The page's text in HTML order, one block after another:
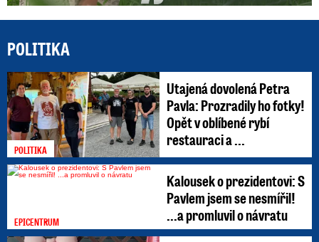
POLITIKA
POLITIKA
Utajená dovolená Petra
Pavla: Prozradily ho fotky!
Opět v oblíbené rybí
restauraci a ...
EPICENTRUM
Kalousek o prezidentovi: S
Pavlem jsem se nesmířil!
...a promluvil o návratu